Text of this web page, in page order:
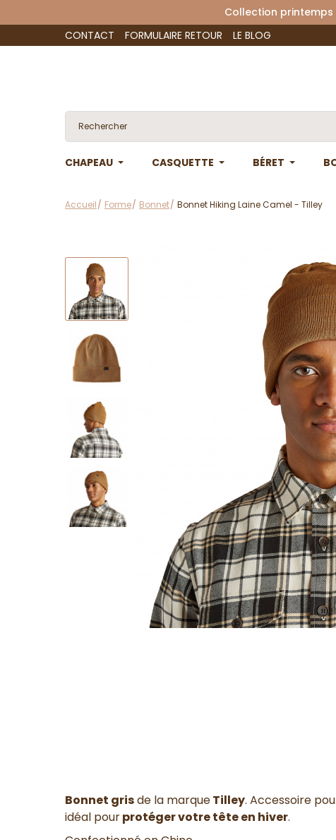
Collection
CONTACT
FORMULAIRE RETOUR LE BLOG
CHAPEAU CASQUETTE BÉRET
Accueil Forme Bonnet Bonnet Hiking Laine Camel - Tilley
Bonnet grisde la marqueTilley. Accessoire
idéal pourprotéger votre tête en hiver.